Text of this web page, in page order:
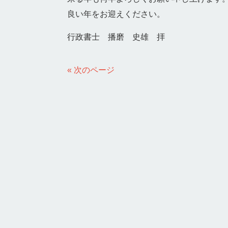
良い年をお迎えください。
行政書士 播磨 史雄 拝
« 次のページ